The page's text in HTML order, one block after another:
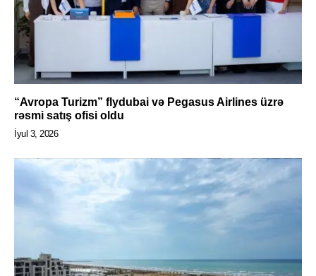
“Avropa Turizm” flydubai və Pegasus Airlines üzrə
rəsmi satış ofisi oldu
İyul 3, 2026